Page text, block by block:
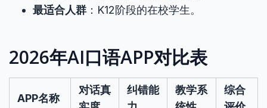
最适合人群 ：K12阶段的在校学生。
2026年AI口语APP对比表
APP名称
对话真
纠错能
教学系
综合